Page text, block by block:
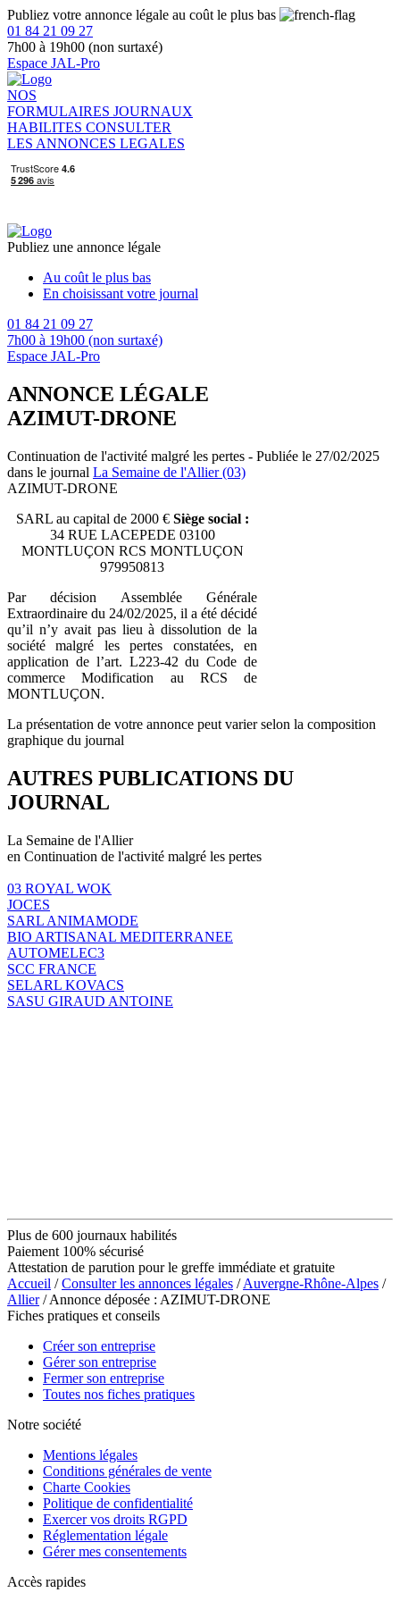
Publiez votre annonce légale au coût le plus bas
01 84 21 09 27
7h00 à 19h00 (non surtaxé)
Espace JAL-Pro
NOS
FORMULAIRES JOURNAUX
HABILITES CONSULTER
LES ANNONCES LEGALES
Publiez une annonce légale
Au coût le plus bas
En choisissant votre journal
01 84 21 09 27
7h00 à 19h00 (non surtaxé)
Espace JAL-Pro
ANNONCE LÉGALE
AZIMUT-DRONE
Continuation de l'activité malgré les pertes - Publiée le 27/02/2025
dans le journal La Semaine de l'Allier (03)
AZIMUT-DRONE
SARL au capital de 2000 € Siège social :
34 RUE LACEPEDE 03100
MONTLUÇON RCS MONTLUÇON
979950813
Par décision Assemblée Générale
Extraordinaire du 24/02/2025, il a été décidé
qu’il n’y avait pas lieu à dissolution de la
société malgré les pertes constatées, en
application de l’art. L223-42 du Code de
commerce Modification au RCS de
MONTLUÇON.
La présentation de votre annonce peut varier selon la composition
graphique du journal
AUTRES PUBLICATIONS DU
JOURNAL
La Semaine de l'Allier
en Continuation de l'activité malgré les pertes
03 ROYAL WOK
JOCES
SARL ANIMAMODE
BIO ARTISANAL MEDITERRANEE
AUTOMELEC3
SCC FRANCE
SELARL KOVACS
SASU GIRAUD ANTOINE
Plus de 600 journaux habilités
Paiement 100% sécurisé
Attestation de parution pour le greffe immédiate et gratuite
Accueil /Consulter les annonces légales /Auvergne-Rhône-Alpes /
Allier/ Annonce déposée : AZIMUT-DRONE
Fiches pratiques et conseils
Créer son entreprise
Gérer son entreprise
Fermer son entreprise
Toutes nos fiches pratiques
Notre société
Mentions légales
Conditions générales de vente
Charte Cookies
Politique de confidentialité
Exercer vos droits RGPD
Réglementation légale
Gérer mes consentements
Accès rapides